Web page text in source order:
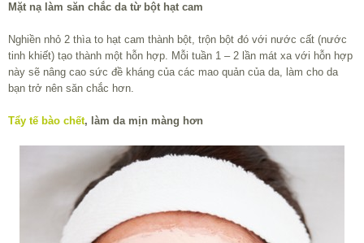
Mặt nạ làm săn chắc da từ bột hạt cam
Nghiền nhỏ 2 thìa to hạt cam thành bột, trộn bột đó với nước cất (nước
tinh khiết) tạo thành một hỗn hợp. Mỗi tuần 1 – 2 lần mát xa với hỗn hợp
này sẽ nâng cao sức đề kháng của các mao quản của da, làm cho da
bạn trở nên săn chắc hơn.
Tẩy tế bào chết, làm da mịn màng hơn